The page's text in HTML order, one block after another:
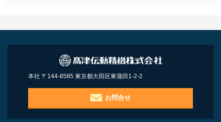
本社 〒144-8585 東京都大田区東蒲田1-2-2
お問合せ